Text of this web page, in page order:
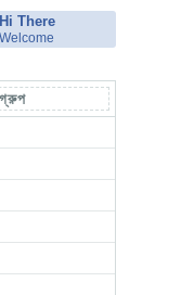
Hi There
Welcome
গ্রুপ